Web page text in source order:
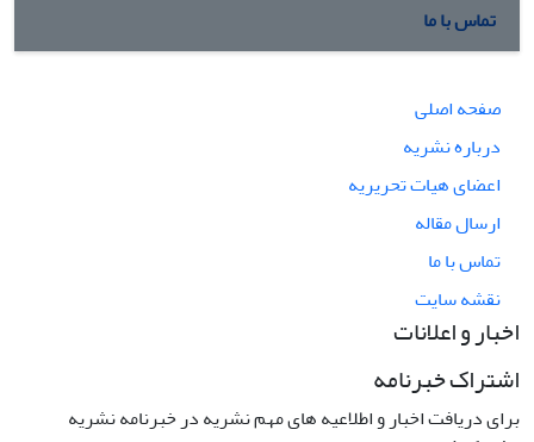
تماس با ما
صفحه اصلی
درباره نشریه
اعضای هیات تحریریه
ارسال مقاله
تماس با ما
نقشه سایت
اخبار و اعلانات
اشتراک خبرنامه
برای دریافت اخبار و اطلاعیه های مهم نشریه در خبرنامه نشریه